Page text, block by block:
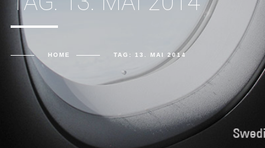
HOME TAG: 13. MAI 2014